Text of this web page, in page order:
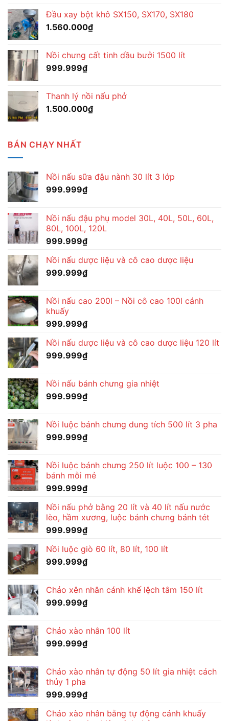
Đầu xay bột khô SX150, SX170, SX180
1.560.000₫
Nồi chưng cất tinh dầu bưởi 1500 lít
999.999₫
Thanh lý nồi nấu phở
1.500.000₫
BÁN CHẠY NHẤT
Nồi nấu sữa đậu nành 30 lít 3 lớp
999.999₫
Nồi nấu đậu phụ model 30L, 40L, 50L, 60L,
80L, 100L, 120L
999.999₫
Nồi nấu dược liệu và cô cao dược liệu
999.999₫
Nồi nấu cao 200l – Nồi cô cao 100l cánh
khuấy
999.999₫
Nồi nấu dược liệu và cô cao dược liệu 120 lít
999.999₫
Nồi nấu bánh chưng gia nhiệt
999.999₫
Nồi luộc bánh chưng dung tích 500 lít 3 pha
999.999₫
Nồi luộc bánh chưng 250 lít luộc 100 – 130
bánh mỗi mẻ
999.999₫
Nồi nấu phở bằng 20 lít và 40 lít nấu nước
lèo, hầm xương, luộc bánh chưng bánh tét
999.999₫
Nồi luộc giò 60 lít, 80 lít, 100 lít
999.999₫
Chảo xên nhân cánh khế lệch tâm 150 lít
999.999₫
Chảo xào nhân 100 lít
999.999₫
Chảo xào nhân tự động 50 lít gia nhiệt cách
thủy 1 pha
999.999₫
Chảo xào nhân bằng tự động cánh khuấy